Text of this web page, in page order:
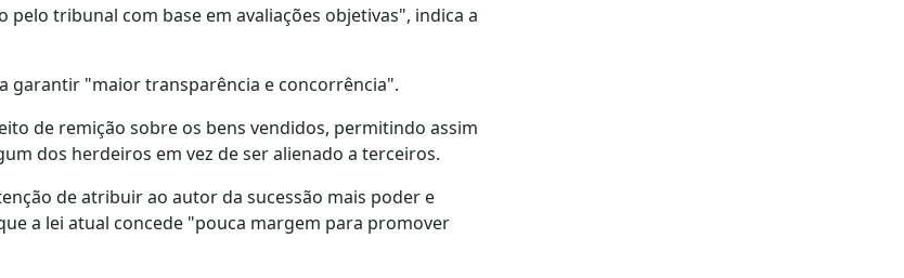
tribunal com base em avaliações objetivas", indica a
garantir "maior transparência e concorrência".
de remição sobre os bens vendidos, permitindo assim
dos herdeiros em vez de ser alienado a terceiros.
de atribuir ao autor da sucessão mais poder e
a lei atual concede "pouca margem para promover